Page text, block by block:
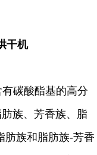
干机
碳酸酯基的高分
族、芳香族、脂
肪族和脂肪族-芳香